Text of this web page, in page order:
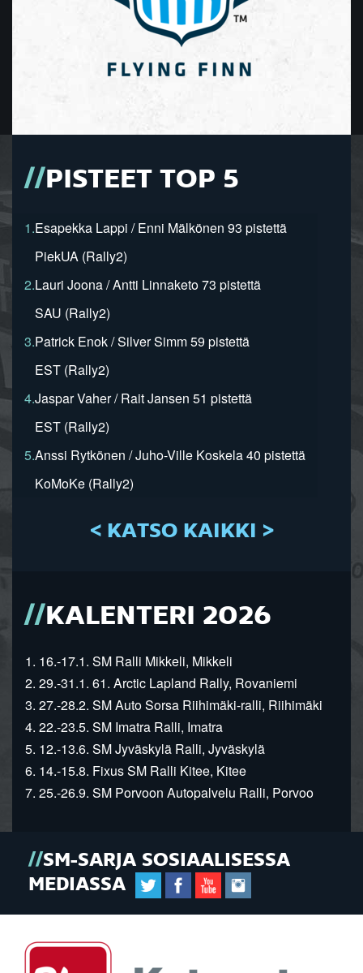
PISTEET TOP 5
1.Esapekka Lappi / Enni Mälkönen 93 pistettä
PiekUA (Rally2)
2.Lauri Joona / Antti Linnaketo 73 pistettä
SAU (Rally2)
3.Patrick Enok / Silver Simm 59 pistettä
EST (Rally2)
4.Jaspar Vaher / Rait Jansen 51 pistettä
EST (Rally2)
5.Anssi Rytkönen / Juho-Ville Koskela 40 pistettä
KoMoKe (Rally2)
< KATSO KAIKKI >
KALENTERI 2026
1. 16.-17.1. SM Ralli Mikkeli, Mikkeli
2. 29.-31.1. 61. Arctic Lapland Rally, Rovaniemi
3. 27.-28.2. SM Auto Sorsa Riihimäki-ralli, Riihimäki
4. 22.-23.5. SM Imatra Ralli, Imatra
5. 12.-13.6. SM Jyväskylä Ralli, Jyväskylä
6. 14.-15.8. Fixus SM Ralli Kitee, Kitee
7. 25.-26.9. SM Porvoon Autopalvelu Ralli, Porvoo
SM-SARJA SOSIAALISESSA
MEDIASSA